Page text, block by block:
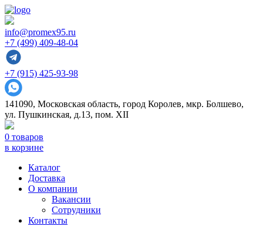
info@promex95.ru
+7 (499) 409-48-04
+7 (915) 425-93-98
141090, Московская область, город Королев, мкр. Болшево,
ул. Пушкинская, д.13, пом. XII
0 товаров
в корзине
Каталог
Доставка
О компании
Вакансии
Сотрудники
Контакты